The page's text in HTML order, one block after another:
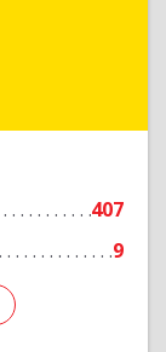
407
9
г, Ново-